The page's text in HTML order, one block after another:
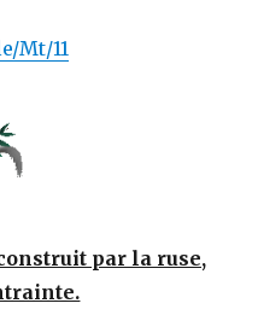
Mt/11
par la ruse,